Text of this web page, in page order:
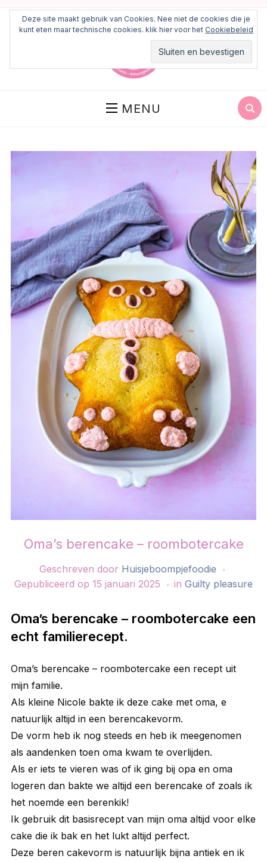
MENU
Oma’s berencake – roombotercake
Geschreven door Huisjeboompjefoodie
Gepubliceerd op 15 januari 2025 in Guilty pleasure
Oma’s berencake – roombotercake een
echt familierecept.
Oma’s berencake – roombotercake een recept uit
mijn familie.
Als kleine Nicole bakte ik deze cake met oma, e
natuurlijk altijd in een berencakevorm.
De vorm heb ik nog steeds en heb ik meegenomen
als aandenken toen oma kwam te overlijden.
Als er iets te vieren was of ik ging bij opa en oma
logeren dan bakte we altijd een berencake of zoals ik
het noemde een berenkik!
Ik gebruik dit basisrecept van mijn oma altijd voor elke
cake die ik bak en het lukt altijd perfect.
Deze beren cakevorm is natuurlijk bijna antiek en ik
Deze site maakt gebruik van Cookies. Nee niet de cookies die je
kunt eten maar technische cookies. klik hier voor het Cookiebeleid